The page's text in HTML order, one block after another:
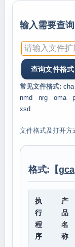
输入需要查
常见文件格式: cha
nmd
nrg oma
xsd
文件格式及打开方
格式:【gca
执
行
程
序
产
品
名
称